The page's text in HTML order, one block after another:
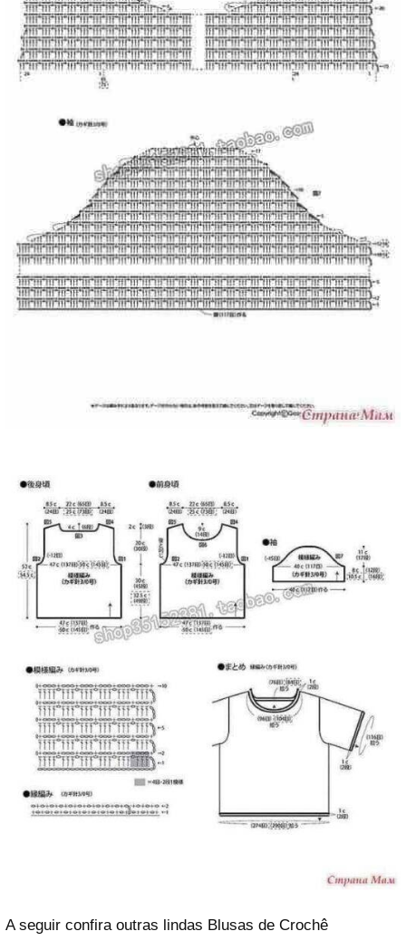
A seguir confira outras lindas Blusas de Crochê